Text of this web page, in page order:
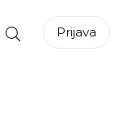
Prijava